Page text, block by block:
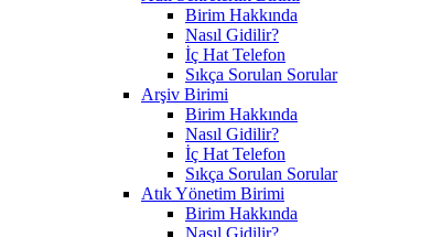
Birim Hakkında
Nasıl Gidilir?
İç Hat Telefon
Sıkça Sorulan Sorular
Arşiv Birimi
Birim Hakkında
Nasıl Gidilir?
İç Hat Telefon
Sıkça Sorulan Sorular
Atık Yönetim Birimi
Birim Hakkında
Nasıl Gidilir?